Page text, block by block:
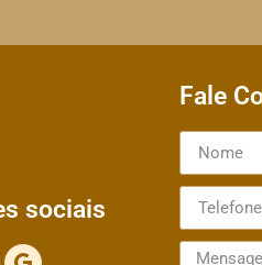
sociais
Fale